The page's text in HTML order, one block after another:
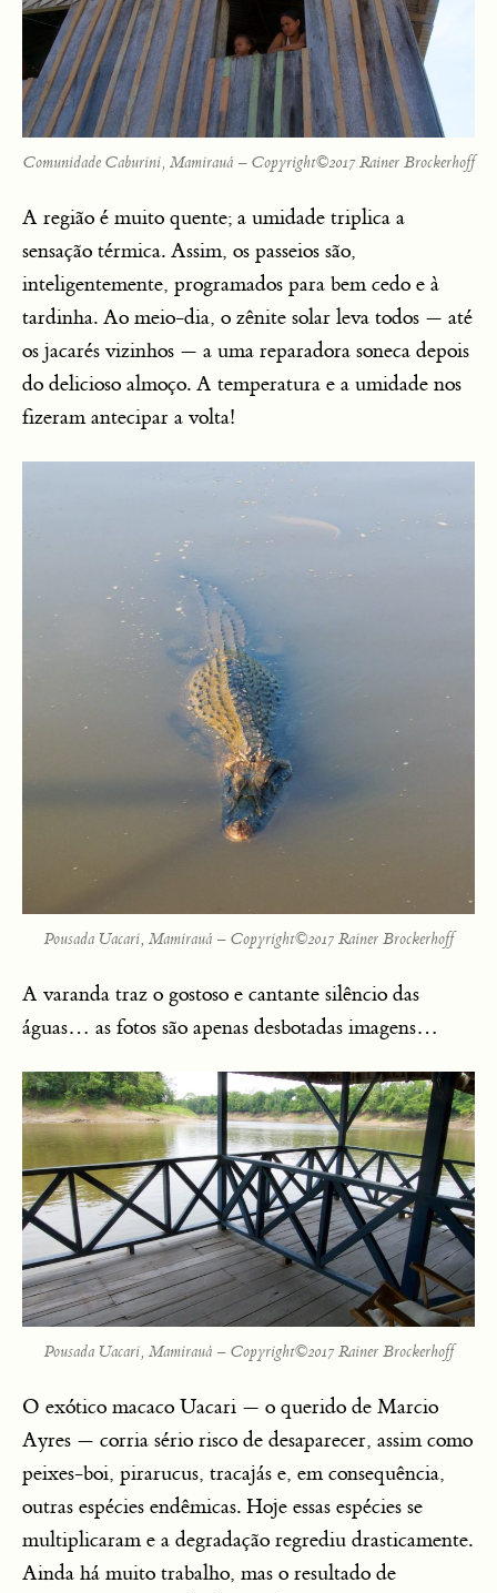
Comunidade Caburini, Mamirauá – Copyright©2017 Rainer Brockerhoff
A região é muito quente; a umidade triplica a
sensação térmica. Assim, os passeios são,
inteligentemente, programados para bem cedo e à
tardinha. Ao meio-dia, o zênite solar leva todos — até
os jacarés vizinhos — a uma reparadora soneca depois
do delicioso almoço. A temperatura e a umidade nos
fizeram antecipar a volta!
Pousada Uacari, Mamirauá – Copyright©2017 Rainer Brockerhoff
A varanda traz o gostoso e cantante silêncio das
águas… as fotos são apenas desbotadas imagens…
Pousada Uacari, Mamirauá – Copyright©2017 Rainer Brockerhoff
O exótico macaco Uacari — o querido de Marcio
Ayres — corria sério risco de desaparecer, assim como
peixes-boi, pirarucus, tracajás e, em consequência,
outras espécies endêmicas. Hoje essas espécies se
multiplicaram e a degradação regrediu drasticamente.
Ainda há muito trabalho, mas o resultado de